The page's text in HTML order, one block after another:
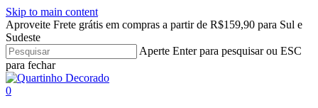
Skip to main content
Aproveite Frete grátis em compras a partir de R$159,90 para Sul e
Sudeste
Aperte Enter para pesquisar ou ESC
para fechar
Close
Search
search
account
0